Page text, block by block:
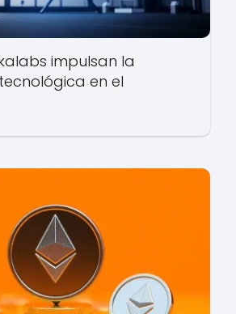
impulsan la
en el